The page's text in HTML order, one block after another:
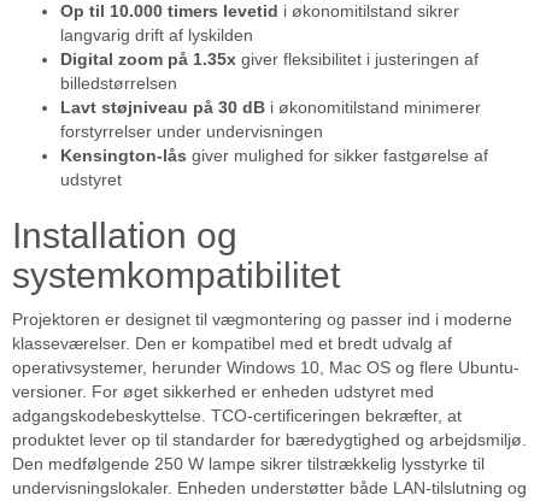
Op til 10.000 timers levetid i økonomitilstand sikrer
langvarig drift af lyskilden
Digital zoom på 1.35x giver fleksibilitet i justeringen af
billedstørrelsen
Lavt støjniveau på 30 dB i økonomitilstand minimerer
forstyrrelser under undervisningen
Kensington-lås giver mulighed for sikker fastgørelse af
udstyret
Installation og
systemkompatibilitet
Projektoren er designet til vægmontering og passer ind i moderne
klasseværelser. Den er kompatibel med et bredt udvalg af
operativsystemer, herunder Windows 10, Mac OS og flere Ubuntu-
versioner. For øget sikkerhed er enheden udstyret med
adgangskodebeskyttelse. TCO-certificeringen bekræfter, at
produktet lever op til standarder for bæredygtighed og arbejdsmiljø.
Den medfølgende 250 W lampe sikrer tilstrækkelig lysstyrke til
undervisningslokaler. Enheden understøtter både LAN-tilslutning og